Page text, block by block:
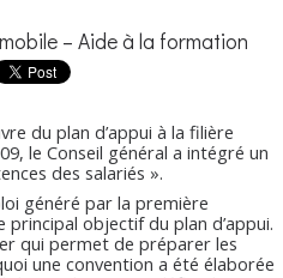
– Aide à la formation
du plan d’appui à la filière
le Conseil général a intégré un
des salariés ».
généré par la première
objectif du plan d’appui.
qui permet de préparer les
une convention a été élaborée